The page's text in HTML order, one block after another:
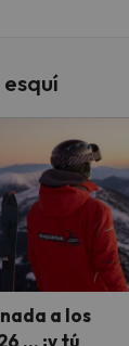
a los
… ¡y tú